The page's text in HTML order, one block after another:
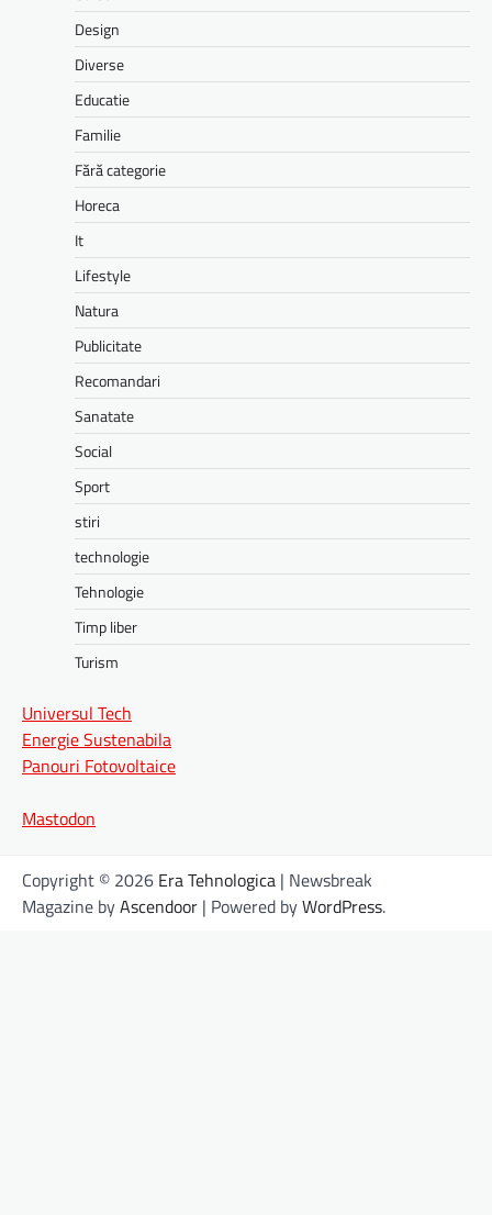
Design
Diverse
Educatie
Familie
Fără categorie
Horeca
It
Lifestyle
Natura
Publicitate
Recomandari
Sanatate
Social
Sport
stiri
technologie
Tehnologie
Timp liber
Turism
Universul Tech
Energie Sustenabila
Panouri Fotovoltaice
Mastodon
Copyright © 2026 Era Tehnologica | Newsbreak
Magazine byAscendoor | Powered byWordPress.